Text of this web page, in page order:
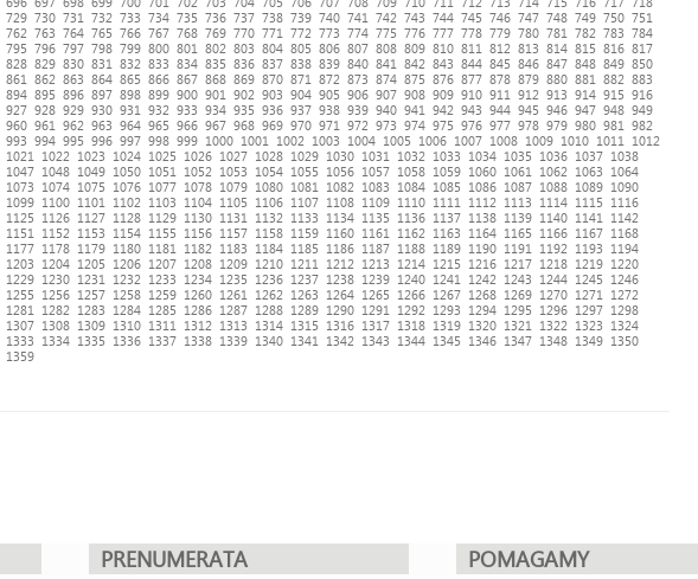
729 730 731 732 733 734 735 736 737 738 739 740 741 742 743 744 745 746 747 748 749 750 751
762 763 764 765 766 767 768 769 770 771 772 773 774 775 776 777 778 779 780 781 782 783 784
795 796 797 798 799 800 801 802 803 804 805 806 807 808 809 810 811 812 813 814 815 816 817
828 829 830 831 832 833 834 835 836 837 838 839 840 841 842 843 844 845 846 847 848 849 850
861 862 863 864 865 866 867 868 869 870 871 872 873 874 875 876 877 878 879 880 881 882 883
894 895 896 897 898 899 900 901 902 903 904 905 906 907 908 909 910 911 912 913 914 915 916
927 928 929 930 931 932 933 934 935 936 937 938 939 940 941 942 943 944 945 946 947 948 949
960 961 962 963 964 965 966 967 968 969 970 971 972 973 974 975 976 977 978 979 980 981
982
993 994 995 996 997 998 999 1000 1001 1002 1003 1004 1005 1006 1007 1008 1009 1010 1011
1012
1021 1022 1023 1024 1025 1026 1027 1028 1029 1030 1031 1032 1033 1034 1035 1036 1037 1038
1047 1048 1049 1050 1051 1052 1053 1054 1055 1056 1057 1058 1059 1060 1061 1062 1063
1064
1073 1074 1075 1076 1077 1078 1079 1080 1081 1082 1083 1084 1085 1086 1087 1088 1089 1090
1099 1100 1101 1102 1103 1104 1105 1106 1107 1108 1109 1110 1111 1112 1113 1114 1115
1116
1125 1126 1127 1128 1129 1130 1131 1132 1133 1134 1135 1136 1137 1138 1139 1140 1141
1142
1151 1152 1153 1154 1155 1156 1157 1158 1159 1160 1161 1162 1163 1164 1165 1166 1167 1168
1177 1178 1179 1180 1181 1182 1183 1184 1185 1186 1187 1188 1189 1190 1191 1192 1193
1194
1203 1204 1205 1206 1207 1208 1209 1210 1211 1212 1213 1214 1215 1216 1217 1218 1219 1220
1229 1230 1231 1232 1233 1234 1235 1236 1237 1238 1239 1240 1241 1242 1243 1244 1245
1246
1255 1256 1257 1258 1259 1260 1261 1262 1263 1264 1265 1266 1267 1268 1269 1270 1271
1272
1281 1282 1283 1284 1285 1286 1287 1288 1289 1290 1291 1292 1293 1294 1295 1296 1297 1298
1307 1308 1309 1310 1311 1312 1313 1314 1315 1316 1317 1318 1319 1320 1321 1322 1323
1324
1333 1334 1335 1336 1337 1338 1339 1340 1341 1342 1343 1344 1345 1346 1347 1348 1349 1350
1359
PRENUMERATA POMAGAMY